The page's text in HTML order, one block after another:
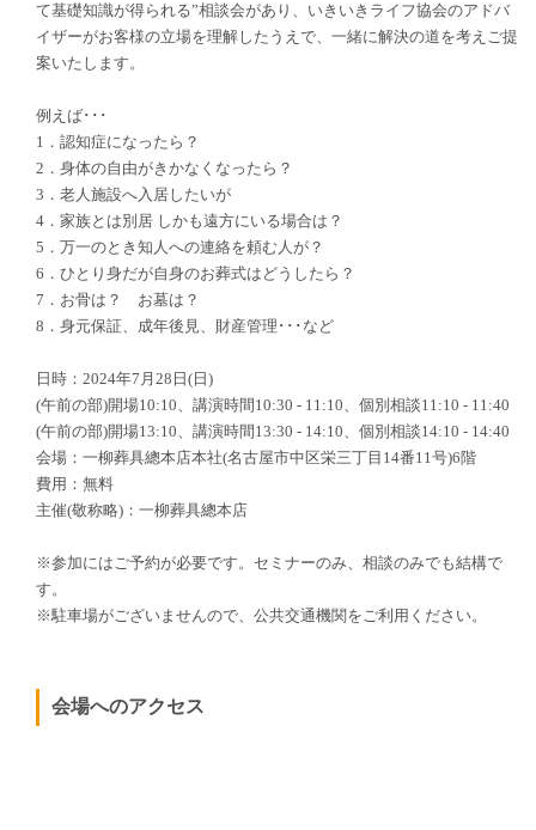
て基礎知識が得られる”相談会があり、いきいきライフ協会のアドバ
イザーがお客様の立場を理解したうえで、一緒に解決の道を考えご提
案いたします。
例えば･･･
1．認知症になったら？
2．身体の自由がきかなくなったら？
3．老人施設へ入居したいが
4．家族とは別居 しかも遠方にいる場合は？
5．万一のとき知人への連絡を頼む人が？
6．ひとり身だが自身のお葬式はどうしたら？
7．お骨は？ お墓は？
8．身元保証、成年後見、財産管理･･･など
日時：2024年7月28日(日)
(午前の部)開場10:10、講演時間10:30 - 11:10、個別相談11:10 - 11:40
(午前の部)開場13:10、講演時間13:30 - 14:10、個別相談14:10 - 14:40
会場：一柳葬具總本店本社(名古屋市中区栄三丁目14番11号)6階
費用：無料
主催(敬称略)：一柳葬具總本店
※参加にはご予約が必要です。セミナーのみ、相談のみでも結構で
す。
※駐車場がございませんので、公共交通機関をご利用ください。
会場へのアクセス